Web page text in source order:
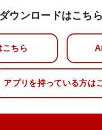
ダウンロードはこち
ちら
アプリを持っている方は